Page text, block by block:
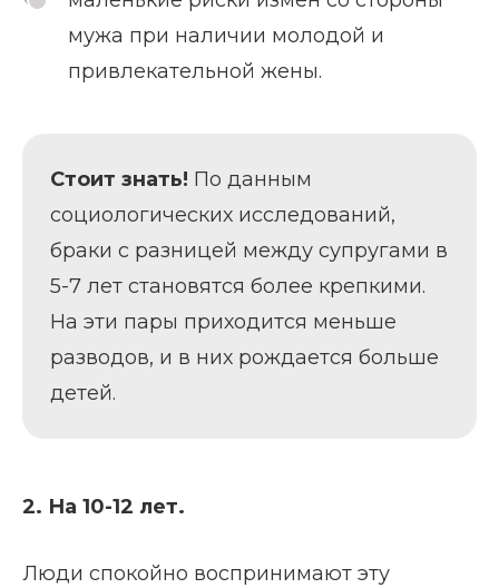
мужа при наличии молодой и
привлекательной жены.
Стоит знать! По данным
социологических исследований,
браки с разницей между супругами в
5-7 лет становятся более крепкими.
На эти пары приходится меньше
разводов, и в них рождается больше
детей.
2. На 10-12 лет.
Люди спокойно воспринимают эту